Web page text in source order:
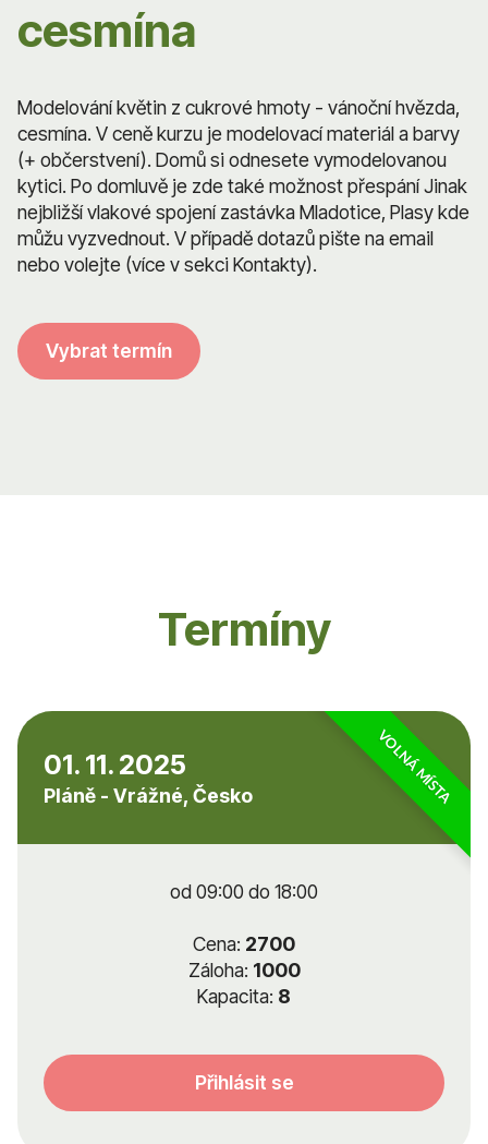
cesmína
Modelování květin z cukrové hmoty - vánoční hvězda,
cesmína. V ceně kurzu je modelovací materiál a barvy
(+ občerstvení). Domů si odnesete vymodelovanou
kytici. Po domluvě je zde také možnost přespání Jinak
nejbližší vlakové spojení zastávka Mladotice, Plasy kde
můžu vyzvednout. V případě dotazů pište na email
nebo volejte (více v sekci Kontakty).
Vybrat termín
Termíny
VOLNÁ MÍSTA
01. 11. 2025
Pláně - Vrážné, Česko
od 09:00 do 18:00
Cena: 2700
Záloha: 1000
Kapacita: 8
Přihlásit se